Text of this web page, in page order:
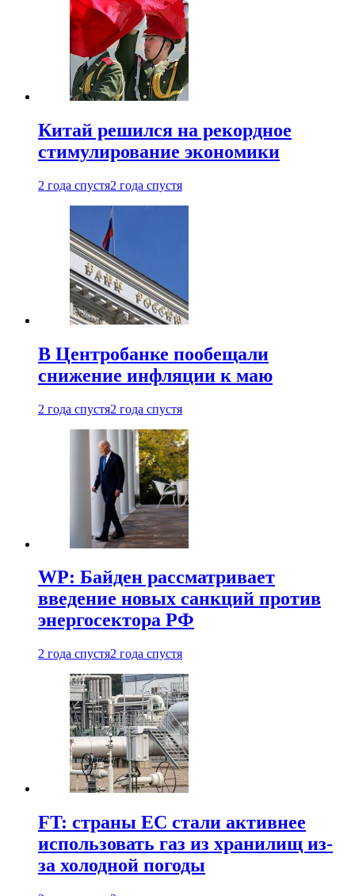
Китай решился на рекордное
стимулирование экономики
2 года спустя2 года спустя
В Центробанке пообещали
снижение инфляции к маю
2 года спустя2 года спустя
WP: Байден рассматривает
введение новых санкций против
энергосектора РФ
2 года спустя2 года спустя
FT: страны ЕС стали активнее
использовать газ из хранилищ из-
за холодной погоды